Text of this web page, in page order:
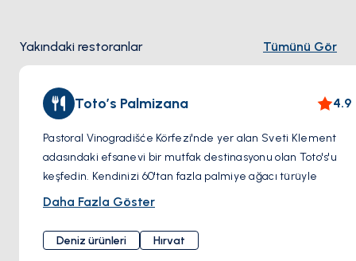
Yakındaki restoranlar Tümünü Gör
Toto’s Palmizana 4.9
Pastoral Vinogradišće Körfezi'nde yer alan Sveti Klement
adasındaki efsanevi bir mutfak destinasyonu olan Toto's'u
keşfedin. Kendinizi 60'tan fazla palmiye ağacı türüyle
bezenmiş yemyeşil bir botanik vahaya bırakın ve
denizcileri ve seçici gezginleri şu özelliklerle memnun
ediyor:
Daha Fazla Göster
Deniz ürünleri Hırvat